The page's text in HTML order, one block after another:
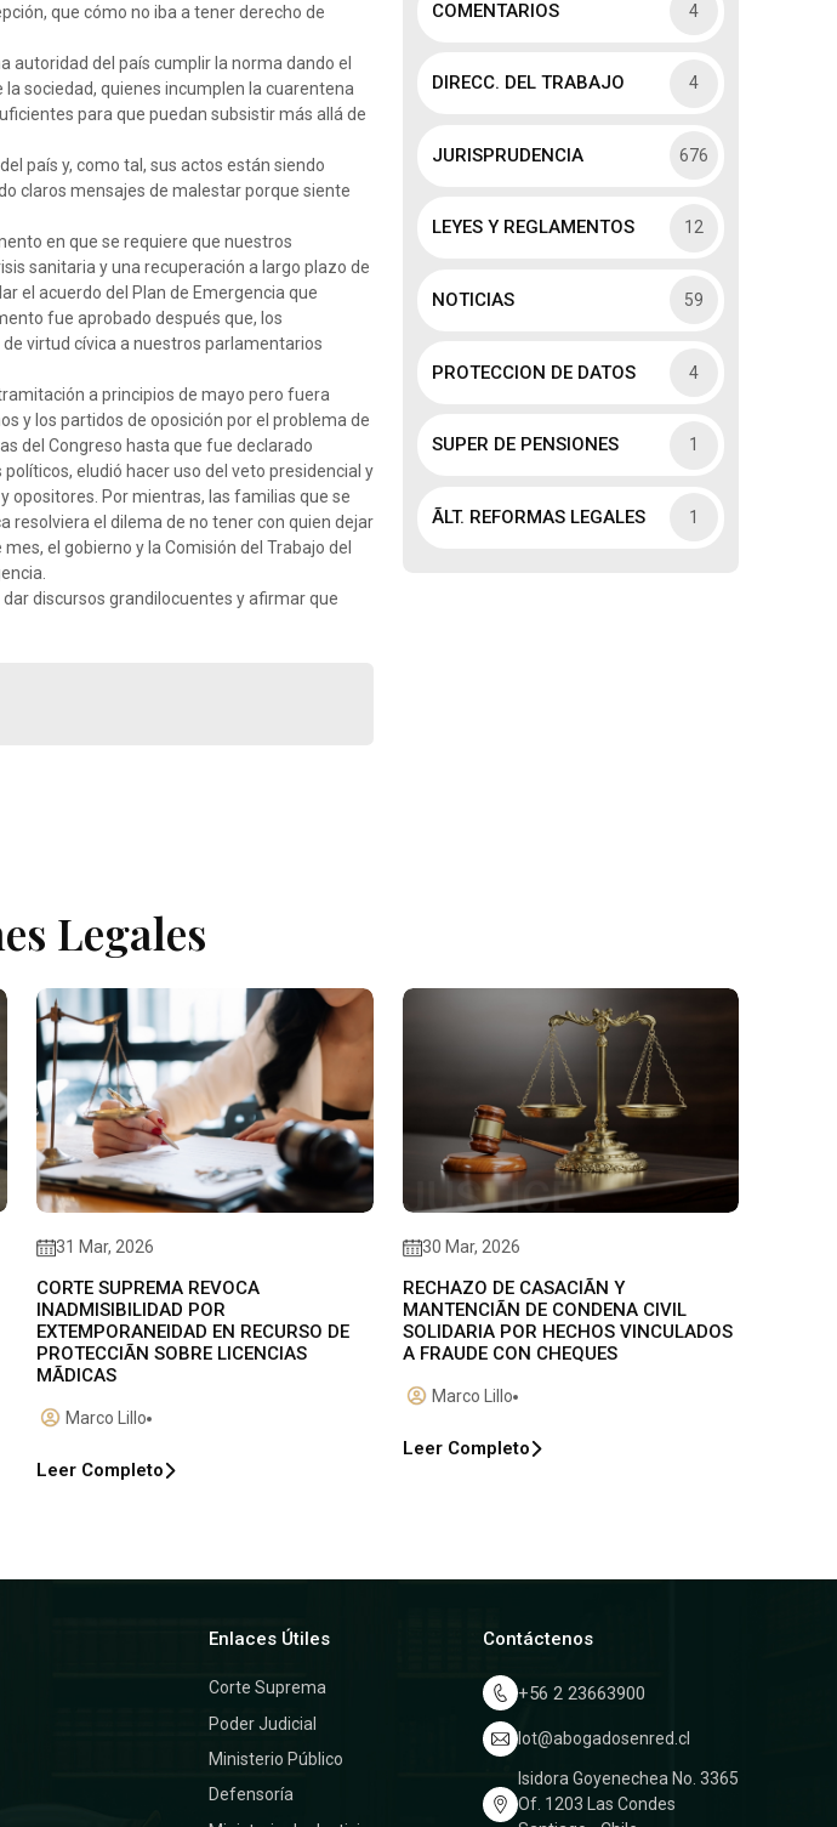
que cómo no iba a tener derecho de
autoridad del país cumplir la norma dando el
sociedad, quienes incumplen la cuarentena
para que puedan subsistir más allá de
país y, como tal, sus actos están siendo
claros mensajes de malestar porque siente
en que se requiere que nuestros
sanitaria y una recuperación a largo plazo de
el acuerdo del Plan de Emergencia que
fue aprobado después que, los
virtud cívica a nuestros parlamentarios
a principios de mayo pero fuera
y los partidos de oposición por el problema de
del Congreso hasta que fue declarado
eludió hacer uso del veto presidencial y
opositores. Por mientras, las familias que se
resolviera el dilema de no tener con quien dejar
el gobierno y la Comisión del Trabajo del
discursos grandilocuentes y afirmar que
COMENTARIOS 4
DIRECC. DEL TRABAJO 4
JURISPRUDENCIA 676
LEYES Y REGLAMENTOS 12
NOTICIAS 59
PROTECCION DE DATOS 4
SUPER DE PENSIONES 1
ÃLT. REFORMAS LEGALES 1
Legales
31 Mar, 2026
CORTE SUPREMA REVOCA
INADMISIBILIDAD POR
EXTEMPORANEIDAD EN RECURSO DE
PROTECCIÃN SOBRE LICENCIAS
MÃDICAS
Marco Lillo
Leer Completo
30 Mar, 2026
RECHAZO DE CASACIÃN Y
MANTENCIÃN DE CONDENA CIVIL
SOLIDARIA POR HECHOS VINCULADOS
A FRAUDE CON CHEQUES
Marco Lillo
Leer Completo
Enlaces Útiles
Corte Suprema
Poder Judicial
Ministerio Público
Defensoría
Contáctenos
+56 2 23663900
lot@abogadosenred.cl
Isidora Goyenechea No. 3365
Of. 1203 Las Condes